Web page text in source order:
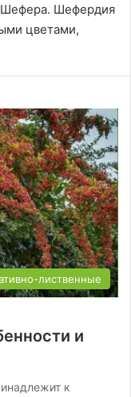
Шефера. Шефердия
цветами,
лиственные
и
к